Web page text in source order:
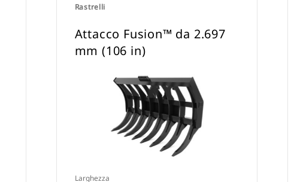
Rastrelli
Attacco Fusion™ da 2.697
mm (106 in)
Larghezza